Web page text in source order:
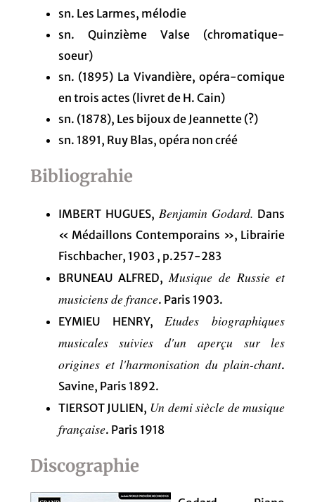
sn. Les Larmes, mélodie
sn. Quinzième Valse (chromatique-
soeur)
sn. (1895) La Vivandière, opéra-comique
en trois actes (livret de H. Cain)
sn. (1878), Les bijoux de Jeannette (?)
sn. 1891, Ruy Blas, opéra non créé
Bibliograhie
IMBERT HUGUES, Benjamin Godard. Dans
« Médaillons Contemporains », Librairie
Fischbacher, 1903 , p.257-283
BRUNEAU ALFRED, Musique de Russie et
musiciens de france. Paris 1903.
EYMIEU HENRY, Etudes biographiques
musicales suivies d'un aperçu sur les
origines et l'harmonisation du plain-chant.
Savine, Paris 1892.
TIERSOT JULIEN, Un demi siècle de musique
française. Paris 1918
Discographie